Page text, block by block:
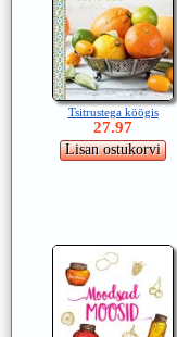
Tsitrustega köögis
27.97